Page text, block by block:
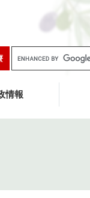
g
e
情報